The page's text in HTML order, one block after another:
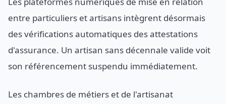
entre particuliers et artisans intègrent désormais
des vérifications automatiques des attestations
d'assurance. Un artisan sans décennale valide voit
son référencement suspendu immédiatement.
Les chambres de métiers et de l'artisanat